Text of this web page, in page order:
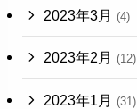
2023年3月 (4)
2023年2月 (12)
2023年1月 (31)